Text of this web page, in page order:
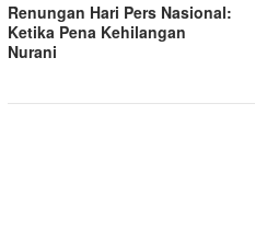
Renungan Hari Pers Nasional:
Ketika Pena Kehilangan
Nurani